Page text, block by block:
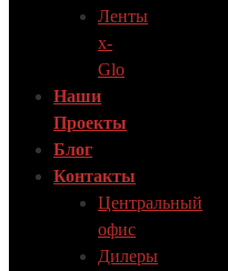
Ленты
x-
Glo
Наши
Проекты
Блог
Контакты
Центральный
офис
Дилеры